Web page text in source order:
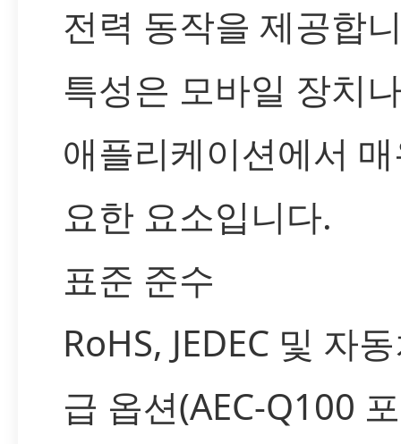
전력 동작을 제공합
특성은 모바일 장치
애플리케이션에서
요한 요소입니다.
표준 준수
RoHS, JEDEC 및 자
급 옵션(AEC-Q100